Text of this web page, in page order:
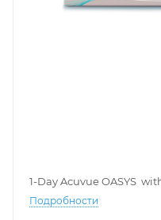
1-Day Acuvue OASYS
Подробности